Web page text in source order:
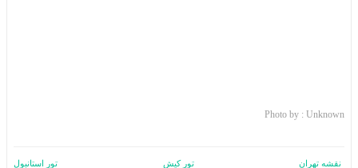
Photo by : Unknown
نقشه تهران تور کیش تور استانبول